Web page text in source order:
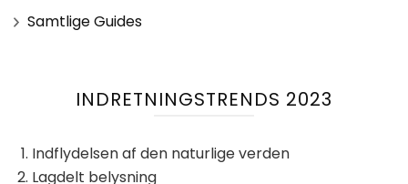
Samtlige Guides
INDRETNINGSTRENDS 2023
Indflydelsen af ​​den naturlige verden
Lagdelt belysning